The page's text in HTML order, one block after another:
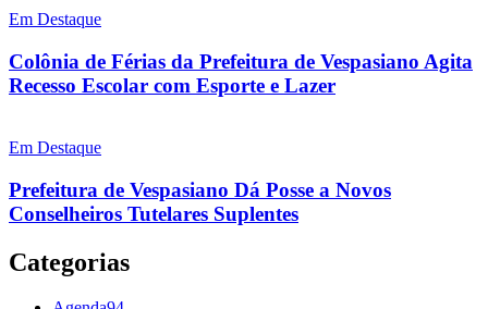
Em Destaque
Colônia de Férias da Prefeitura de Vespasiano Agita
Recesso Escolar com Esporte e Lazer
Em Destaque
Prefeitura de Vespasiano Dá Posse a Novos
Conselheiros Tutelares Suplentes
Categorias